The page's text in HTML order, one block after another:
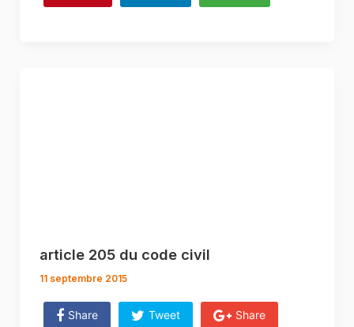
article 205 du code civil
11 septembre 2015
Share Tweet Share